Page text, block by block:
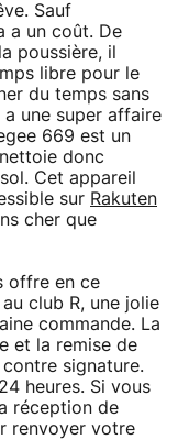
Sauf
a un coût. De
poussière, il
libre pour le
du temps sans
une super affaire
669 est un
donc
Cet appareil
sur Rakuten
cher que
offre en ce
club R, une jolie
commande. La
et la remise de
signature.
heures. Si vous
réception de
renvoyer votre